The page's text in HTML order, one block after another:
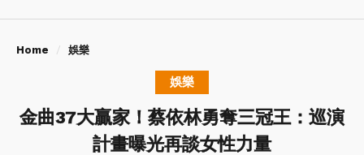
Home 娛樂
娛樂
金曲37大贏家！蔡依林勇奪三冠王：巡演
計畫曝光再談女性力量